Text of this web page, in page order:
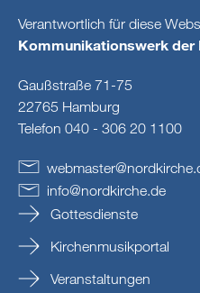
Verantwortlich für diese
Kommunikationswerk der
Gaußstraße 71-75
22765 Hamburg
Telefon 040 - 306 20 1100
webmaster@nordkirche
info@nordkirche.de
Gottesdienste
Kirchenmusikportal
Veranstaltungen